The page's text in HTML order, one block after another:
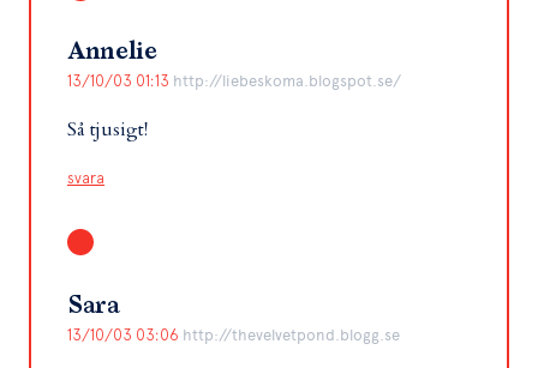
Annelie
13/10/03 01:13 http://liebeskoma.blogspot.se/
Så tjusigt!
svara
Sara
13/10/03 03:06 http://thevelvetpond.blogg.se